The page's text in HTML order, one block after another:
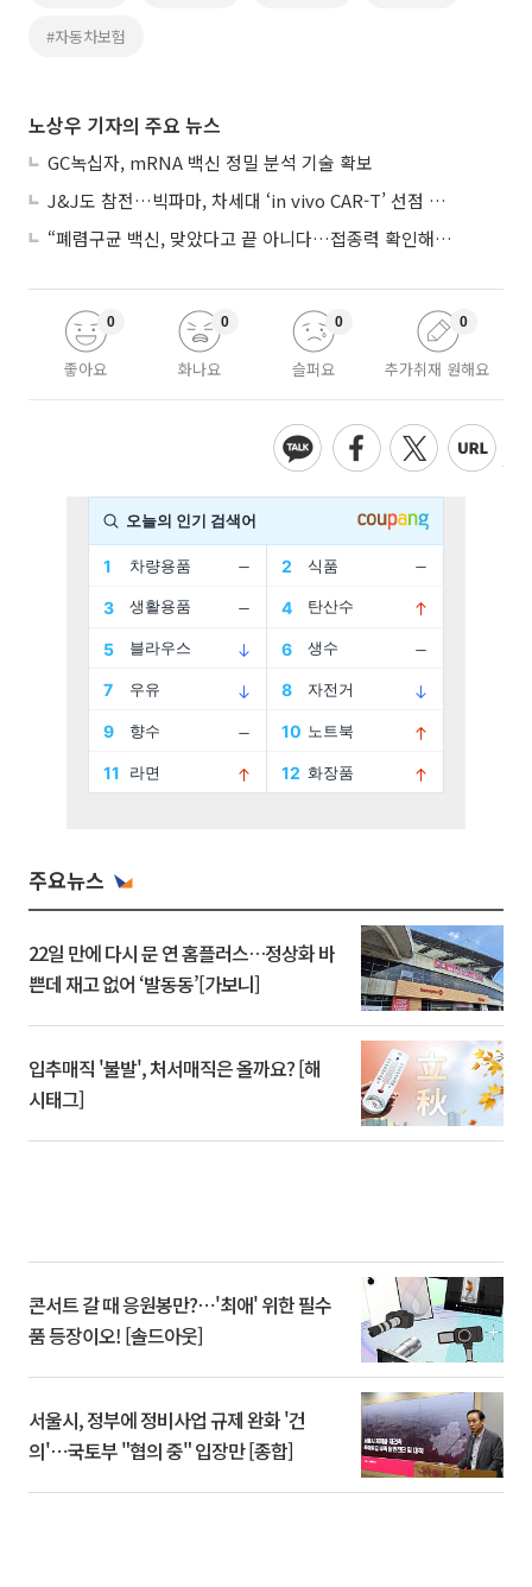
#자동차보험
노상우 기자의 주요 뉴스
GC녹십자, mRNA 백신 정밀 분석 기술 확보
J&J도 참전…빅파마, 차세대 ‘in vivo CAR-T’ 선점 경쟁 본격화
“폐렴구균 백신, 맞았다고 끝 아니다…접종력 확인해야”
좋아요
0
화나요
0
슬퍼요
0
추가취재 원해요
0
주요뉴스
22일 만에 다시 문 연 홈플러스…정상화 바
쁜데 재고 없어 ‘발동동’[가보니]
입추매직 '불발', 처서매직은 올까요? [해
시태그]
콘서트 갈 때 응원봉만?⋯'최애' 위한 필수
품 등장이오! [솔드아웃]
서울시, 정부에 정비사업 규제 완화 '건
의'⋯국토부 "협의 중" 입장만 [종합]